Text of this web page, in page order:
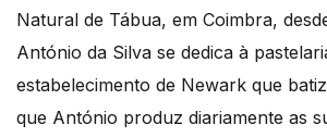
Natural de Tábua, em Coimbra,
António da Silva se dedica à
estabelecimento de Newark que
que António produz diariamente as